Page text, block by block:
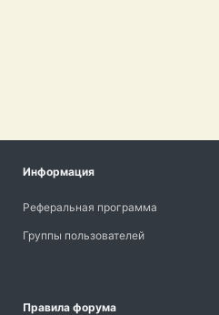
Информация
Реферальная программа
Группы пользователей
Правила форума